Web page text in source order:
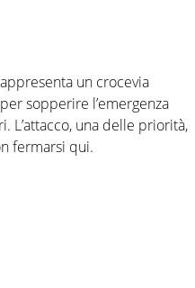
un crocevia
sopperire l’emergenza
L’attacco, una delle priorità,
fermarsi qui.